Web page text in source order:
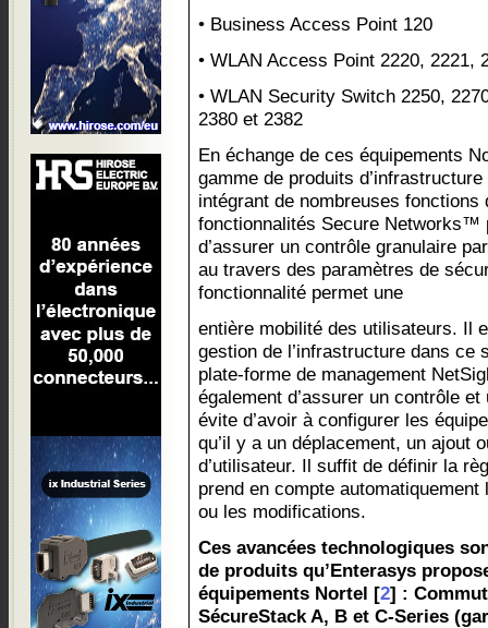
• Business Access Point 120
• WLAN Access Point 2220, 2221,
• WLAN Security Switch 2250,
2380 et 2382
En échange de ces équipements
gamme de produits
intégrant de nombreuses
fonctionnalités Secure Networks™
d’assurer un contrôle granulaire
au travers des paramètres de
fonctionnalité permet une
entière mobilité des utilisateurs. Il
gestion de l’infrastructure dans ce
plate-forme de management
également d’assurer un contrôle
évite d’avoir à configurer les
qu’il y a un déplacement, un ajout
d’utilisateur. Il suffit de définir la
prend en compte
ou les modifications.
Ces avancées technologiques
de produits qu’Enterasys
équipements Nortel [2] :
SécureStack A, B et C-Series